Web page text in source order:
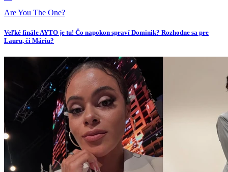
Are You The One?
Veľké finále AYTO je tu! Čo napokon spraví Dominik? Rozhodne sa pre
Lauru, či Máriu?